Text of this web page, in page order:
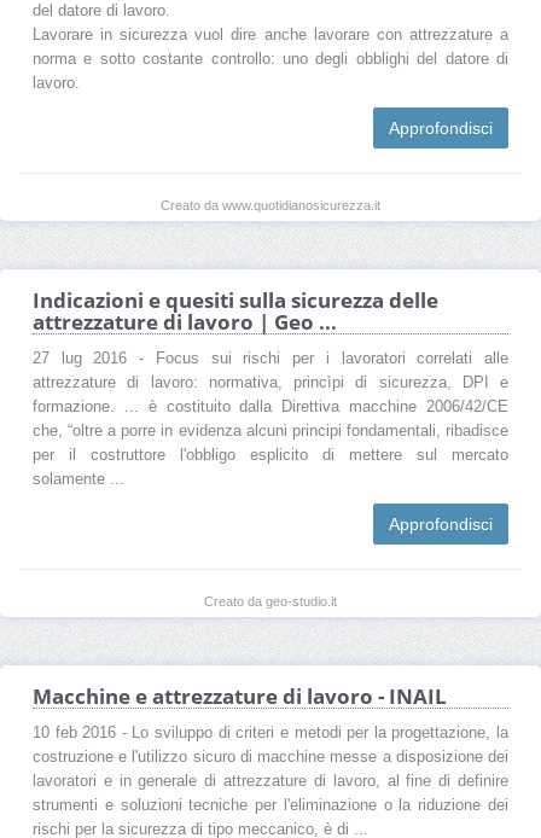
del datore di lavoro.
Lavorare in sicurezza vuol dire anche lavorare con attrezzature a
norma e sotto costante controllo: uno degli obblighi del datore di
lavoro.
Approfondisci
Creato da www.quotidianosicurezza.it
Indicazioni e quesiti sulla sicurezza delle
attrezzature di lavoro | Geo ...
27 lug 2016 - Focus sui rischi per i lavoratori correlati alle
attrezzature di lavoro: normativa, princìpi di sicurezza, DPI e
formazione. ... è costituito dalla Direttiva macchine 2006/42/CE
che, “oltre a porre in evidenza alcuni principi fondamentali, ribadisce
per il costruttore l'obbligo esplicito di mettere sul mercato
solamente ...
Approfondisci
Creato da geo-studio.it
Macchine e attrezzature di lavoro - INAIL
10 feb 2016 - Lo sviluppo di criteri e metodi per la progettazione, la
costruzione e l'utilizzo sicuro di macchine messe a disposizione dei
lavoratori e in generale di attrezzature di lavoro, al fine di definire
strumenti e soluzioni tecniche per l'eliminazione o la riduzione dei
rischi per la sicurezza di tipo meccanico, è di ...